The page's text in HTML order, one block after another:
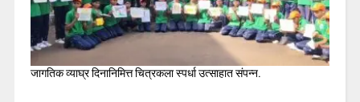
जागतिक व्याघ्र दिनानिमित्त चित्रकला स्पर्धा उत्साहात संपन्न.